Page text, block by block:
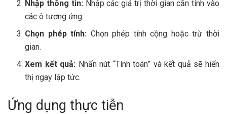
Nhập thông tin:Nhập các giá trị thời gian cần tính vào
các ô tương ứng.
Chọn phép tính: Chọn phép tính cộng hoặc trừ thời
gian.
Xem kết quả: Nhấn nút “Tính toán” và kết quả sẽ hiển
thị ngay lập tức.
Ứng dụng thực tiễn